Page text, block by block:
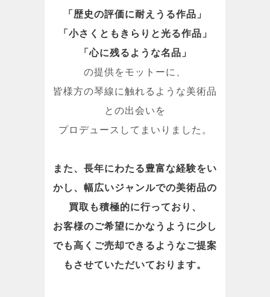
「歴史の評価に耐えうる作品」
「小さくともきらりと光る作品」
「心に残るような名品」
の提供をモットーに、
皆様方の琴線に触れるような美術品
との出会いを
プロデュースしてまいりました。
また、長年にわたる豊富な経験をい
かし、幅広いジャンルでの美術品の
買取も積極的に行っており、
お客様のご希望にかなうように少し
でも高くご売却できるようなご提案
もさせていただいております。